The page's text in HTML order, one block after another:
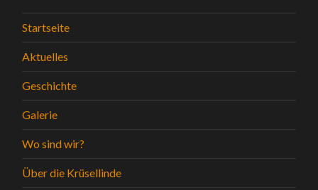
Startseite
Aktuelles
Geschichte
Galerie
Wo sind wir?
Über die Krüsellinde